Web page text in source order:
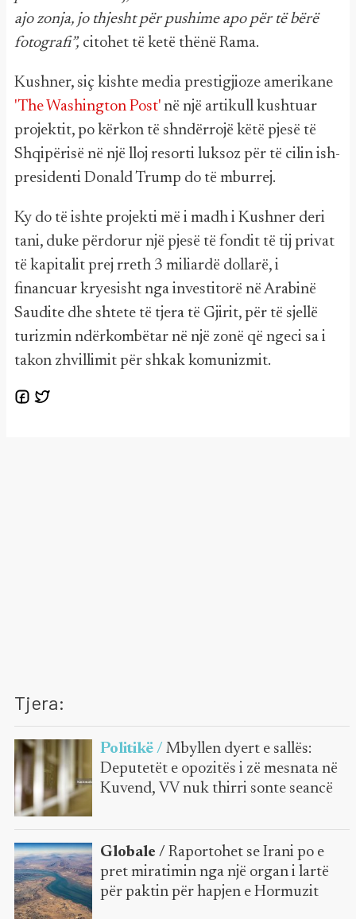
ajo zonja, jo thjesht për pushime apo për të bërë
fotografi”, citohet të ketë thënë Rama.
Kushner, siç kishte media prestigjioze amerikane
'The Washington Post' në një artikull kushtuar
projektit, po kërkon të shndërrojë këtë pjesë të
Shqipërisë në një lloj resorti luksoz për të cilin ish-
presidenti Donald Trump do të mburrej.
Ky do të ishte projekti më i madh i Kushner deri
tani, duke përdorur një pjesë të fondit të tij privat
të kapitalit prej rreth 3 miliardë dollarë, i
financuar kryesisht nga investitorë në Arabinë
Saudite dhe shtete të tjera të Gjirit, për të sjellë
turizmin ndërkombëtar në një zonë që ngeci sa i
takon zhvillimit për shkak komunizmit.
Tjera:
Politikë / Mbyllen dyert e sallës:
Deputetët e opozitës i zë mesnata në
Kuvend, VV nuk thirri sonte seancë
Globale / Raportohet se Irani po e
pret miratimin nga një organ i lartë
për paktin për hapjen e Hormuzit